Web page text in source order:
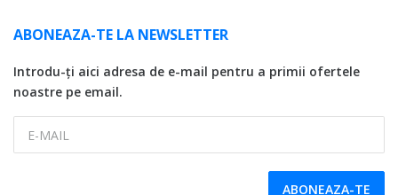
ABONEAZA-TE LA NEWSLETTER
Introdu-ți aici adresa de e-mail pentru a primii ofertele
noastre pe email.
ABONEAZA-TE